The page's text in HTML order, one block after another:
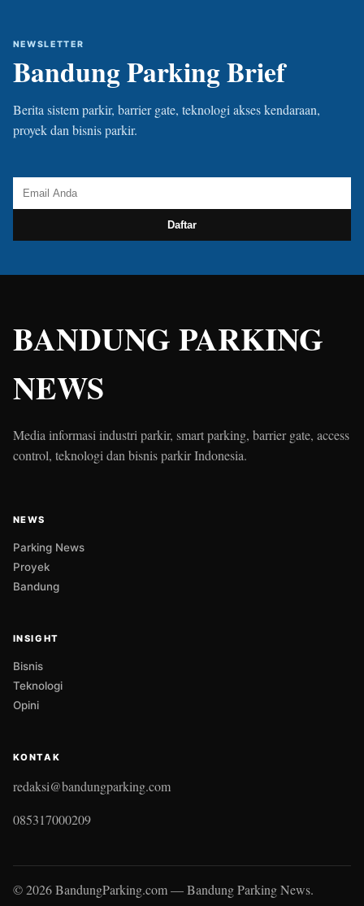
NEWSLETTER
Bandung Parking Brief
Berita sistem parkir, barrier gate, teknologi akses kendaraan,
proyek dan bisnis parkir.
Daftar
BANDUNG PARKING
NEWS
Media informasi industri parkir, smart parking, barrier gate, access
control, teknologi dan bisnis parkir Indonesia.
NEWS
Parking News
Proyek
Bandung
INSIGHT
Bisnis
Teknologi
Opini
KONTAK
redaksi@bandungparking.com
085317000209
© 2026 BandungParking.com — Bandung Parking News.